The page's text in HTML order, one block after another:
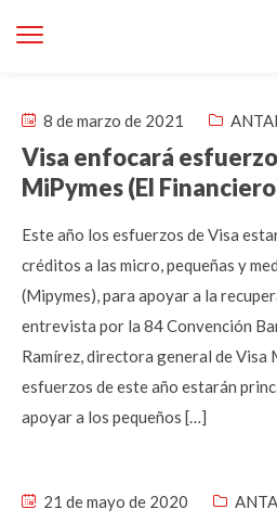
8 de marzo de 2021
Visa enfocará
MiPymes (El
Este año los esfuerzos de Visa
créditos a las micro, pequeñas y
(Mipymes), para apoyar a la
entrevista por la 84 Convención
Ramírez, directora general de Visa
esfuerzos de este año estarán
apoyar a los pequeños […]
21 de mayo de 2020